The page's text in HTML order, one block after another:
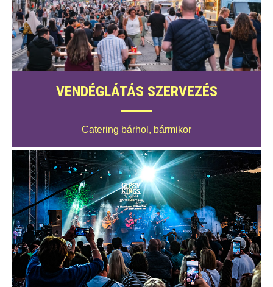
VENDÉGLÁTÁS SZERVEZÉS
Catering bárhol, bármikor